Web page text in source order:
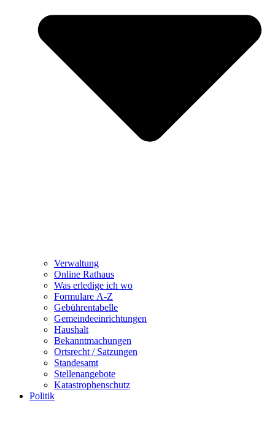
Verwaltung
Online Rathaus
Was erledige ich wo
Formulare A-Z
Gebührentabelle
Gemeindeeinrichtungen
Haushalt
Bekanntmachungen
Ortsrecht / Satzungen
Standesamt
Stellenangebote
Katastrophenschutz
Politik